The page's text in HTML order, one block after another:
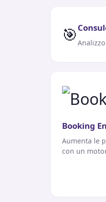
🎯
Booking
Aumenta le
con un